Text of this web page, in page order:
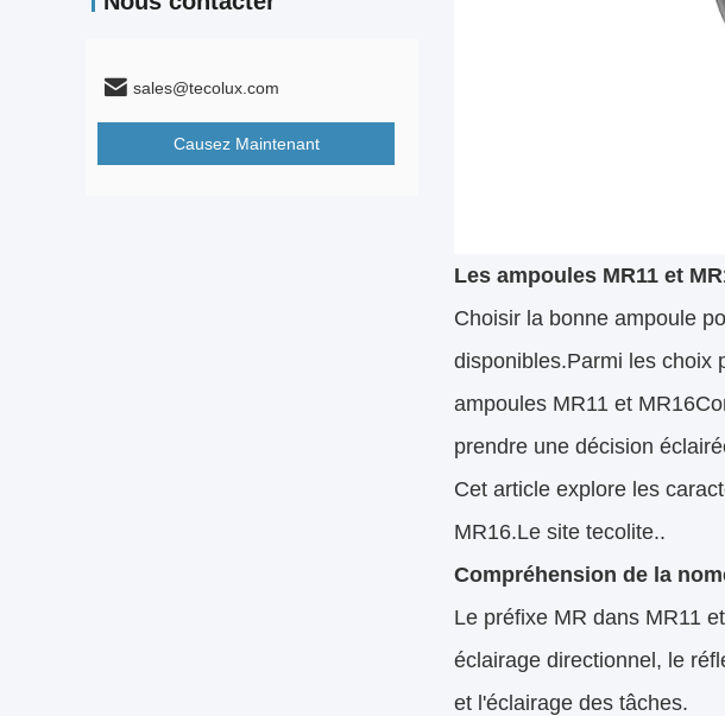
sales@tecolux.com
Causez Maintenant
Les ampoules MR11 et
Choisir la bonne ampoule
disponibles.Parmi les choix
ampoules MR11 et
prendre une décision
Cet article explore les
MR16.Le site tecolite..
Compréhension de la
Le préfixe MR dans MR11
éclairage directionnel, le
et l'éclairage des tâches.